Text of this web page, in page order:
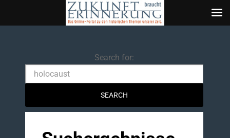
Search for:Search